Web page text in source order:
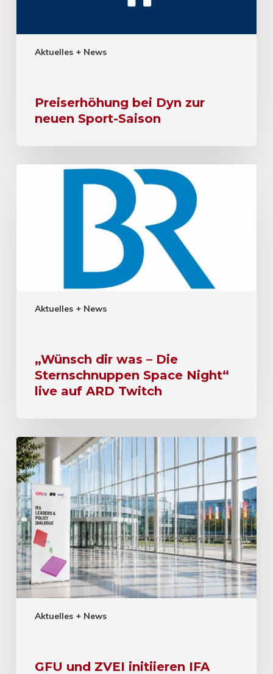
Aktuelles + News
Preiserhöhung bei Dyn zur
neuen Sport-Saison
Aktuelles + News
„Wünsch dir was – Die
Sternschnuppen Space Night“
live auf ARD Twitch
Aktuelles + News
GFU und ZVEI initiieren IFA